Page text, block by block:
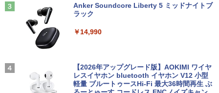
PC オフィス搭載
中古 ノートパソコン 13.3インチ A4サイ
ズ [ Windows11 / Office付き / SSD 256
GB / 8GB 16GB メモリ / 第8世代 第10世
代 Corei5 ] 店長おまかせ 初期設定不要
ー】ワイヤレスモニター 15.6インチ フル
テレワーク 在宅勤務 UPERFECT
￥19,999
U ]
花沢健吾 ]
￥792
Anker Soundcore Liberty 5 ミッドナイトブ
ラック
￥14,990
【2026年アップグレード版】AOKIMI ワイヤ
レスイヤホン bluetooth イヤホン V12 小型
軽量 ブルートゥースHi-Fi 最大36時間再生 ぶ